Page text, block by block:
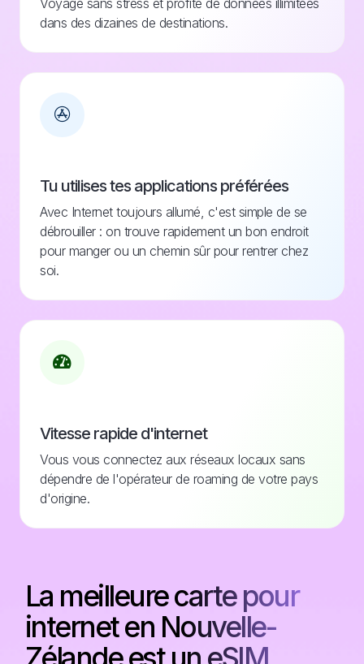
dans des dizaines de destinations.
Tu utilises tes applications préférées
Avec Internet toujours allumé, c'est simple de se
débrouiller : on trouve rapidement un bon endroit
pour manger ou un chemin sûr pour rentrer chez
soi.
Vitesse rapide d'internet
Vous vous connectez aux réseaux locaux sans
dépendre de l'opérateur de roaming de votre pays
d'origine.
La meilleure carte pour
internet en Nouvelle-